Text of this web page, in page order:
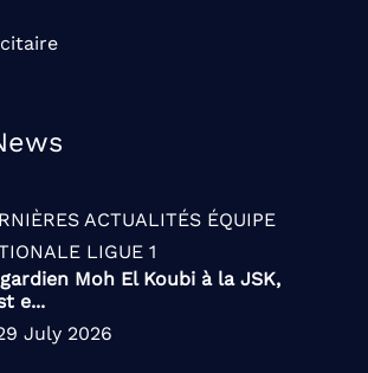
ACTUALITÉS ÉQUIPE
LIGUE 1
Moh El Koubi à la JSK,
e...
July 2026